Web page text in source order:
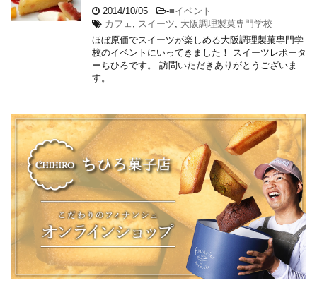
2014/10/05 -■イベント
カフェ
スイーツ
大阪調理製菓専門学校
ほぼ原価でスイーツが楽しめる大阪調理製菓専門学
校のイベントにいってきました！ スイーツレポータ
ーちひろです。 訪問いただきありがとうございま
す。